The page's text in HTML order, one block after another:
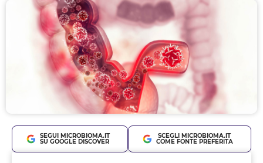
SEGUI MICROBIOMA.IT
SU GOOGLE DISCOVER
SCEGLI MICROBIOMA.IT
COME FONTE PREFERITA